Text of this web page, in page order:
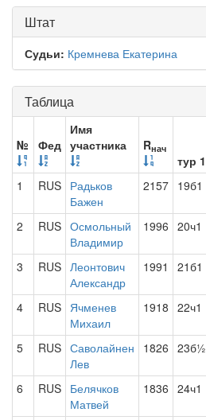
Штат
Судьи: Кремнева Екатерина
Таблица
№ Фед
Имя
участника
Rнач
тур 1
1
RUS Радьков
Бажен
2157 19б1
2 RUS Осмольный
Владимир
1996 20ч1
3 RUS Леонтович
Александр
1991 21б1
4 RUS Ячменев
Михаил
1918 22ч1
5 RUS Саволайнен
Лев
1826 23б½
6 RUS Белячков
Матвей
1836 24ч1